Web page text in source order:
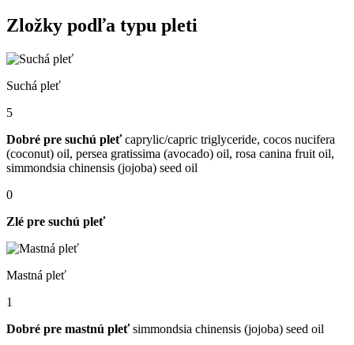
Zložky podľa typu pleti
Suchá pleť
5
Dobré pre suchú pleť caprylic/​capric triglyceride, cocos nucifera
(coconut) oil, persea gratissima (avocado) oil, rosa canina fruit oil,
simmondsia chinensis (jojoba) seed oil
0
Zlé pre suchú pleť
Mastná pleť
1
Dobré pre mastnú pleť simmondsia chinensis (jojoba) seed oil